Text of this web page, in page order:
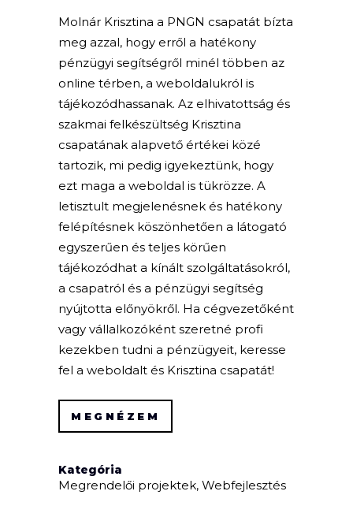
Molnár Krisztina a PNGN csapatát bízta
meg azzal, hogy erről a hatékony
pénzügyi segítségről minél többen az
online térben, a weboldalukról is
tájékozódhassanak. Az elhivatottság és
szakmai felkészültség Krisztina
csapatának alapvető értékei közé
tartozik, mi pedig igyekeztünk, hogy
ezt maga a weboldal is tükrözze. A
letisztult megjelenésnek és hatékony
felépítésnek köszönhetően a látogató
egyszerűen és teljes körűen
tájékozódhat a kínált szolgáltatásokról,
a csapatról és a pénzügyi segítség
nyújtotta előnyökről. Ha cégvezetőként
vagy vállalkozóként szeretné profi
kezekben tudni a pénzügyeit, keresse
fel a weboldalt és Krisztina csapatát!
MEGNÉZEM
Kategória
Megrendelői projektek, Webfejlesztés